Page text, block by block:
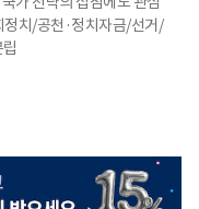
정치/공천·정치자금/선거/